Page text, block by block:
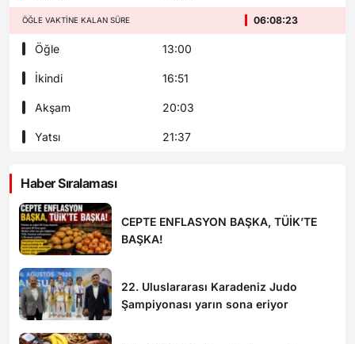
ÖĞLE VAKTINE KALAN SÜRE 06:08:23
Öğle 13:00
İkindi 16:51
Akşam 20:03
Yatsı 21:37
Haber Sıralaması
CEPTE ENFLASYON BAŞKA, TÜİK’TE
BAŞKA!
22. Uluslararası Karadeniz Judo
Şampiyonası yarın sona eriyor